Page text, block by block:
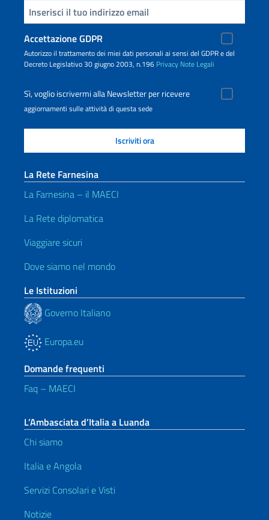
Inserisci la tua email
Accettazione GDPR
Autorizzo il trattamento dei miei dati personali ai sensi del GDPR e del
Decreto Legislativo 30 giugno 2003, n.196 Privacy Note Legali
Sì, voglio iscrivermi alla Newsletter per ricevere
aggiornamenti sulle attività di questa sede
La Rete Farnesina
La Farnesina – il MAECI
La Rete diplomatica
Viaggiare sicuri
Dove siamo nel mondo
Le Istituzioni
Governo Italiano
Europa.eu
Domande frequenti
Faq – MAECI
L’Ambasciata d’Italia a Luanda
Chi siamo
Italia e Angola
Servizi Consolari e Visti
Notizie